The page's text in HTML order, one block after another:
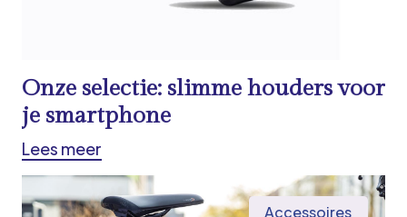
Onze selectie: slimme houders voor
je smartphone
Lees meer
Accessoires